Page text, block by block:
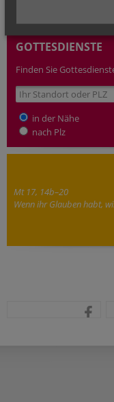
GOTTESDIENSTE
Finden Sie
in der Nähe
nach Plz
Mt 17, 14b–20
Wenn ihr Glauben habt,